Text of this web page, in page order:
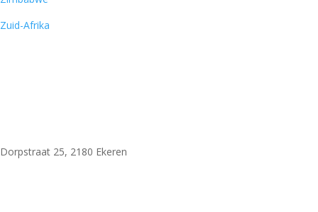
Zuid-Afrika
Dorpstraat 25, 2180 Ekeren